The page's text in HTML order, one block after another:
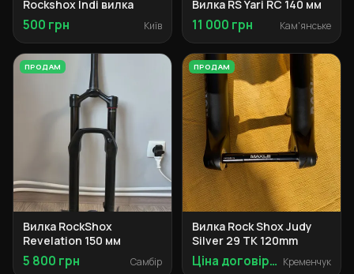
Rockshox Indi вилка
500 грн Київ
Вилка RS Yari RC 140 мм
11 000 грн Кам'янське
ПРОДАМ
Вилка RockShox
Revelation 150 мм
5 800 грн Самбір
ПРОДАМ
Вилка Rock Shox Judy
Silver 29 TK 120mm
Ціна договірна Кременчук